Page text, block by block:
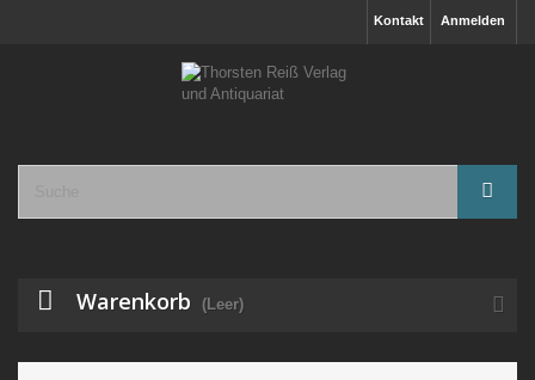
Anmelden
Kontakt
Warenkorb (Leer)